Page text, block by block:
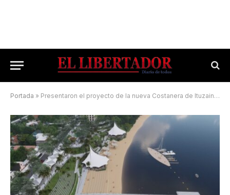
Portada » Presentaron el proyecto de la nueva Costanera de Ituzaingó: cómo será la transformación